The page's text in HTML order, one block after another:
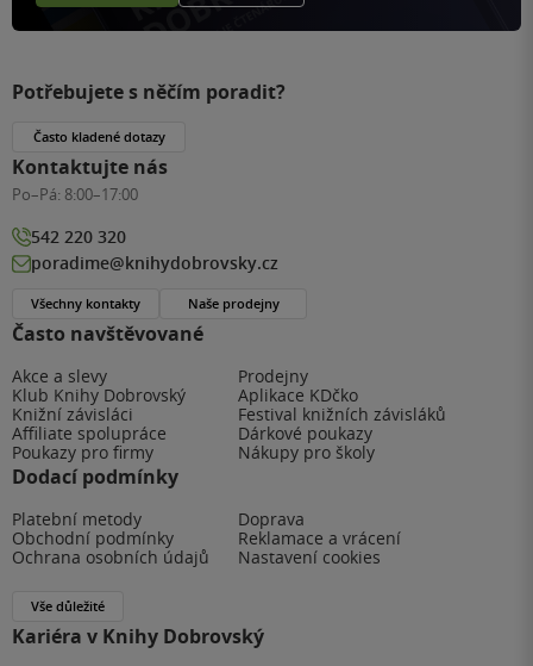
Často navštěvované
Akce a slevy
Prodejny
Klub Knihy Dobrovský
Aplikace KDčko
Knižní závisláci
Festival knižních závisláků
Affiliate spolupráce
Dárkové poukazy
Poukazy pro firmy
Nákupy pro školy
Dodací podmínky
Platební metody
Doprava
Obchodní podmínky
Reklamace a vrácení
Ochrana osobních údajů
Nastavení cookies
Vše důležité
Kariéra v Knihy Dobrovský
Potřebujete s něčím poradit?
Často kladené dotazy
Kontaktujte nás
Po–Pá: 8:00–17:00
542 220 320
poradime@knihydobrovsky.cz
Všechny kontakty Naše prodejny